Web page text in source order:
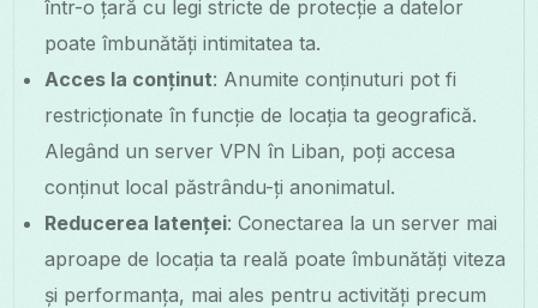
într-o țară cu legi stricte de protecție a datelor
poate îmbunătăți intimitatea ta.
Acces la conținut: Anumite conținuturi pot fi
restricționate în funcție de locația ta geografică.
Alegând un server VPN în Liban, poți accesa
conținut local păstrându-ți anonimatul.
Reducerea latenței: Conectarea la un server mai
aproape de locația ta reală poate îmbunătăți viteza
și performanța, mai ales pentru activități precum